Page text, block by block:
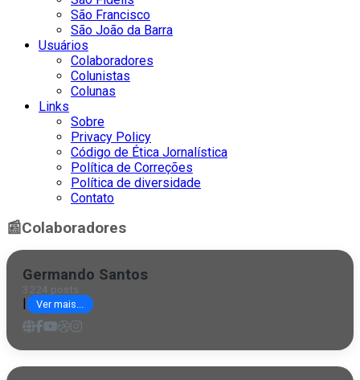
São Francisco
São João da Barra
Usuários
Colaboradores
Colunistas
Colunas
Links
Sobre
Privacy Policy
Código de Ética Jornalística
Política de Correções
Política de diversidade
Contato
📰Colaboradores
Germando Santos
3224 posts
| Ver mais...